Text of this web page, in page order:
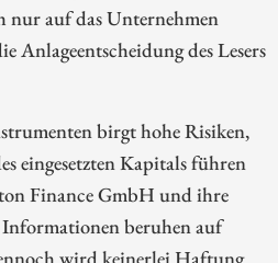
nur auf das Unternehmen
Anlageentscheidung des Lesers
birgt hohe Risiken,
eingesetzten Kapitals führen
Finance GmbH und ihre
beruhen auf
wird keinerlei Haftung